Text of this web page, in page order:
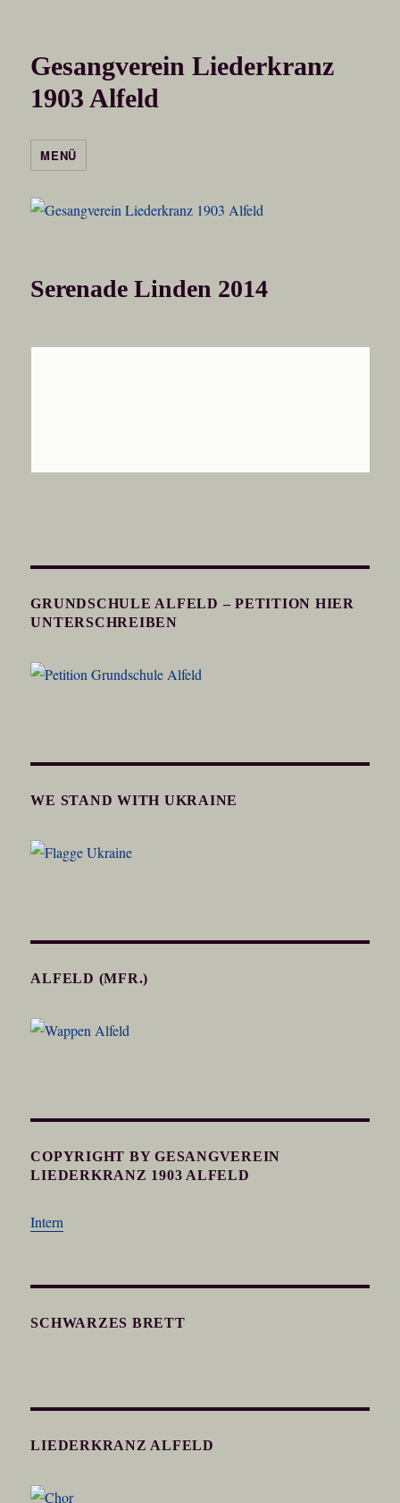
Gesangverein Liederkranz
1903 Alfeld
MENÜ
Serenade Linden 2014
GRUNDSCHULE ALFELD – PETITION HIER
UNTERSCHREIBEN
WE STAND WITH UKRAINE
ALFELD (MFR.)
COPYRIGHT BY GESANGVEREIN
LIEDERKRANZ 1903 ALFELD
Intern
SCHWARZES BRETT
LIEDERKRANZ ALFELD